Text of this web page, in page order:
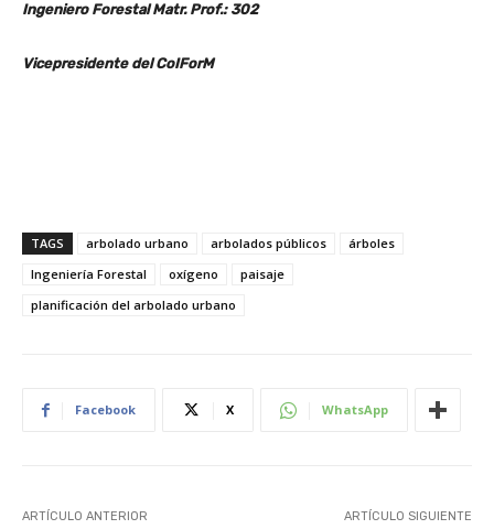
Ingeniero Forestal Matr. Prof.: 302
Vicepresidente del CoIForM
TAGS arbolado urbano arbolados públicos
árboles
Ingeniería Forestal
oxígeno
paisaje
planificación del arbolado urbano
Facebook X WhatsApp
ARTÍCULO ANTERIOR ARTÍCULO SIGUIENTE